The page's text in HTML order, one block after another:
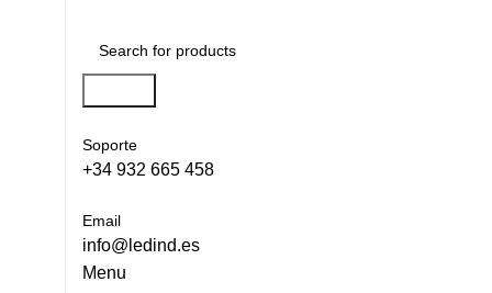
Soporte
+34 932 665 458‬
Email
info@ledind.es
Menu